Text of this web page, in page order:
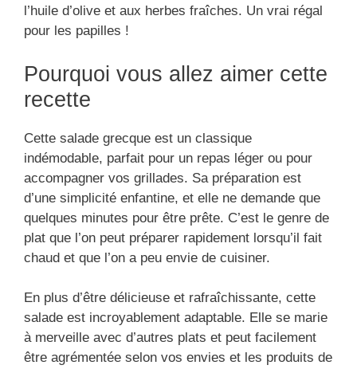
l’huile d’olive et aux herbes fraîches. Un vrai régal
pour les papilles !
Pourquoi vous allez aimer cette
recette
Cette salade grecque est un classique
indémodable, parfait pour un repas léger ou pour
accompagner vos grillades. Sa préparation est
d’une simplicité enfantine, et elle ne demande que
quelques minutes pour être prête. C’est le genre de
plat que l’on peut préparer rapidement lorsqu’il fait
chaud et que l’on a peu envie de cuisiner.
En plus d’être délicieuse et rafraîchissante, cette
salade est incroyablement adaptable. Elle se marie
à merveille avec d’autres plats et peut facilement
être agrémentée selon vos envies et les produits de